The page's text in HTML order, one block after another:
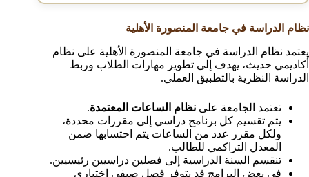
نظام الدراسة في جامعة المنصورة الأهلية
يعتمد نظام الدراسة في جامعة المنصورة الأهلية على نظام
أكاديمي حديث، يهدف إلى تطوير مهارات الطلاب وربط
الدراسة النظرية بالتطبيق العملي.
تعتمد الجامعة على نظام الساعات المعتمدة.
يتم تقسيم كل برنامج دراسي إلى مقررات محددة،
ولكل مقرر عدد من الساعات يتم احتسابها ضمن
المعدل التراكمي للطالب.
تنقسم السنة الدراسية إلى فصلين دراسيين رئيسيين.
في بعض البرامج قد يتوفر فصل صيفي اختياري